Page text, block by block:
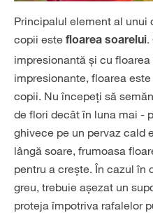
Principalul element al unui
copii este floarea soarelui.
impresionantă și cu
impresionante, floarea
copii. Nu începeți să
de flori decât în luna mai -
ghivece pe un pervaz cald
lângă soare, frumoasa
pentru a crește. În cazul în
greu, trebuie așezat un
proteja împotriva rafalelor